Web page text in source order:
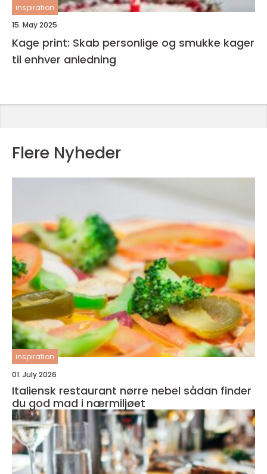
inspiration
15. May 2025
Kage print: Skab personlige og smukke kager
til enhver anledning
Flere Nyheder
inspiration
01. July 2026
Italiensk restaurant nørre nebel sådan finder
du god mad i nærmiljøet